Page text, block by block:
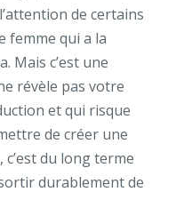
de certains
femme qui a la
Mais c’est une
révèle pas votre
et qui risque
de créer une
du long terme
durablement de